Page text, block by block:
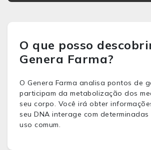
O que posso
Genera Farma?
O Genera Farma analisa pontos de
participam da metabolização dos
seu corpo. Você irá obter
seu DNA interage com determinadas
uso comum.